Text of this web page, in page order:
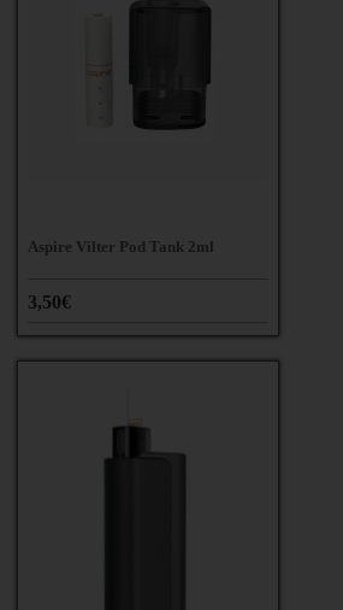
Aspire Vilter Pod Tank 2ml
3,50€